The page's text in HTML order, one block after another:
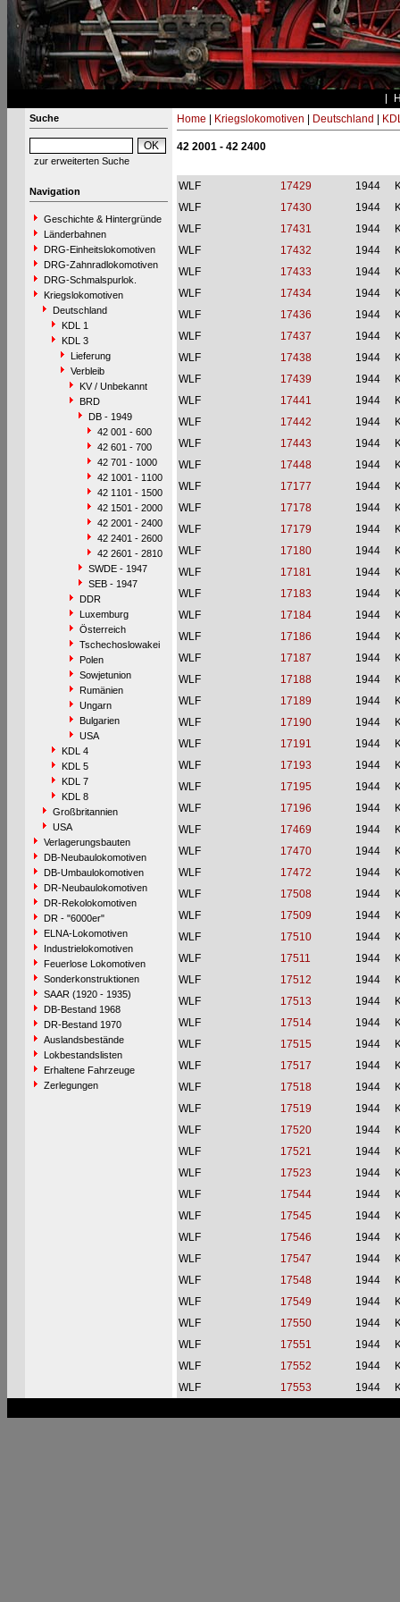
Suche
zur erweiterten Suche
Navigation
Geschichte & Hintergründe
Länderbahnen
DRG-Einheitslokomotiven
DRG-Zahnradlokomotiven
DRG-Schmalspurlok.
Kriegslokomotiven
Deutschland
KDL 1
KDL 3
Lieferung
Verbleib
KV / Unbekannt
BRD
DB - 1949
42 001 - 600
42 601 - 700
42 701 - 1000
42 1001 - 1100
42 1101 - 1500
42 1501 - 2000
42 2001 - 2400
42 2401 - 2600
42 2601 - 2810
SWDE - 1947
SEB - 1947
DDR
Luxemburg
Österreich
Tschechoslowakei
Polen
Sowjetunion
Rumänien
Ungarn
Bulgarien
USA
KDL 4
KDL 5
KDL 7
KDL 8
Großbritannien
USA
Verlagerungsbauten
DB-Neubaulokomotiven
DB-Umbaulokomotiven
DR-Neubaulokomotiven
DR-Rekolokomotiven
DR - "6000er"
ELNA-Lokomotiven
Industrielokomotiven
Feuerlose Lokomotiven
Sonderkonstruktionen
SAAR (1920 - 1935)
DB-Bestand 1968
DR-Bestand 1970
Auslandsbestände
Lokbestandslisten
Erhaltene Fahrzeuge
Zerlegungen
Home Kriegslokomotiven Deutschland
42 2001 - 42 2400
WLF 17429 1944
WLF
17430 1944
WLF
17431 1944
WLF
17432 1944
WLF
17433 1944
WLF
17434 1944
WLF
17436 1944
WLF
17437 1944
WLF
17438 1944
WLF
17439 1944
WLF
17441 1944
WLF
17442 1944
WLF
17443 1944
WLF
17448 1944
WLF
17177 1944
WLF
17178 1944
WLF
17179 1944
WLF
17180 1944
WLF
17181 1944
WLF
17183 1944
WLF
17184 1944
WLF
17186 1944
WLF
17187 1944
WLF
17188 1944
WLF
17189 1944
WLF
17190 1944
WLF
17191 1944
WLF
17193 1944
WLF
17195 1944
WLF
17196 1944
WLF
17469 1944
WLF
17470 1944
WLF
17472 1944
WLF
17508 1944
WLF
17509 1944
WLF
17510 1944
WLF
17511 1944
WLF
17512 1944
WLF
17513 1944
WLF
17514 1944
WLF
17515 1944
WLF
17517 1944
WLF
17518 1944
WLF
17519 1944
WLF
17520 1944
WLF
17521 1944
WLF
17523 1944
WLF
17544 1944
WLF
17545 1944
WLF
17546 1944
WLF
17547 1944
WLF
17548 1944
WLF
17549 1944
WLF
17550 1944
WLF
17551 1944
WLF
17552 1944
WLF
17553 1944